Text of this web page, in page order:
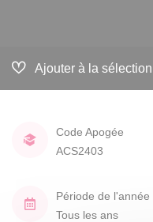
Ajouter à la sélection
Code Apogée
ACS2403
Période de l'année
Tous les ans